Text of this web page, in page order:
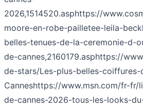
2026,1514520.asphttps://
moore-en-robe-pailletee-leila-
belles-tenues-de-la-ceremonie-d-
de-cannes,2160179.asphttps://
de-stars/Les-plus-belles-coiffures-
Canneshttps://www.msn.com/fr-
de-cannes-2026-tous-les-looks-